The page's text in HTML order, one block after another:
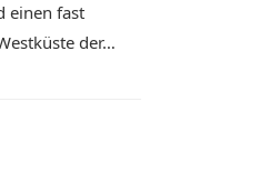
einen fast
der…